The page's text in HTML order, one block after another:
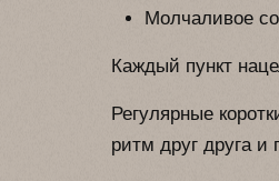
Молчаливое
Каждый пункт
Регулярные
ритм друг друга